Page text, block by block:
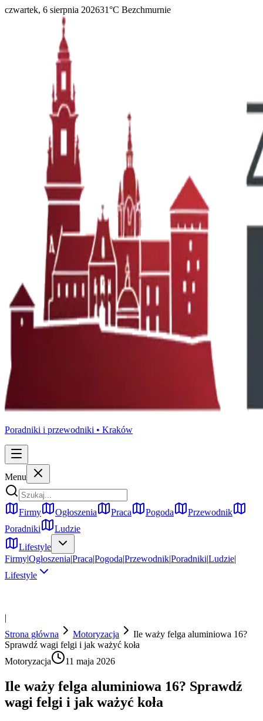
czwartek, 6 sierpnia 202631°C Bezchmurnie
Poradniki i przewodniki • Kraków
Menu
Firmy Ogłoszenia Praca Pogoda
Przewodnik
Poradniki
Ludzie
Lifestyle
Firmy|Ogłoszenia|Praca|Pogoda|Przewodnik|Poradniki|Ludzie|
Lifestyle
|
Strona główna
Motoryzacja
Ile waży felga aluminiowa 16?
Sprawdź wagi felgi i jak ważyć koła
Motoryzacja
11 maja 2026
Ile waży felga aluminiowa 16? Sprawdź
wagi felgi i jak ważyć koła